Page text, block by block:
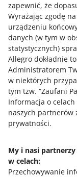
zapewnić, że
Wyrażając zgodę
urządzeniu
danych (w tym w
statystycznych)
Allegro dokładnie
Administratorem
w niektórych
tym tzw. “Zaufani
Informacja o
naszych partnerów
prywatności.
My i nasi
w celach:
Przechowywanie
Jak oceniasz te
0 - Porażka
0 1 2
Potrzebujesz